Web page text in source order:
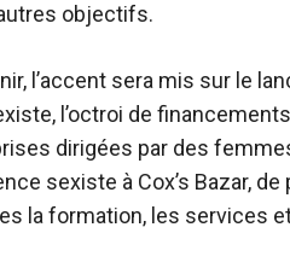
objectifs.
l’accent sera mis sur le
l’octroi de
dirigées par des
sexiste à Cox’s Bazar,
la formation, les services